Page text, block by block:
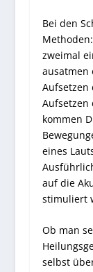
Bei den
zweimal
ausatmen
Aufsetzen
Aufsetzen
kommen
eines
auf die
stimuliert
Ob man
selbst